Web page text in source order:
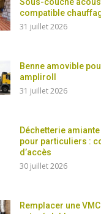
Sous-couche
compatible
31 juillet 2026
Benne amovible
ampliroll
31 juillet 2026
Déchetterie
pour particuliers :
d’accès
30 juillet 2026
Remplacer une VMC